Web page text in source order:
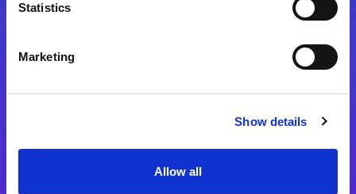
Statistics
Marketing
Show details
Allow all
Magic xpi Plataforma de Integración